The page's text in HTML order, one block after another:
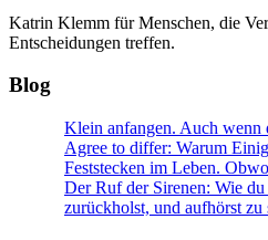
Katrin Klemm für Menschen, die
Entscheidungen treffen.
Blog
Klein anfangen. Auch
Agree to differ: Warum
Feststecken im Leben.
Der Ruf der Sirenen: Wie
zurückholst, und aufhörst zu